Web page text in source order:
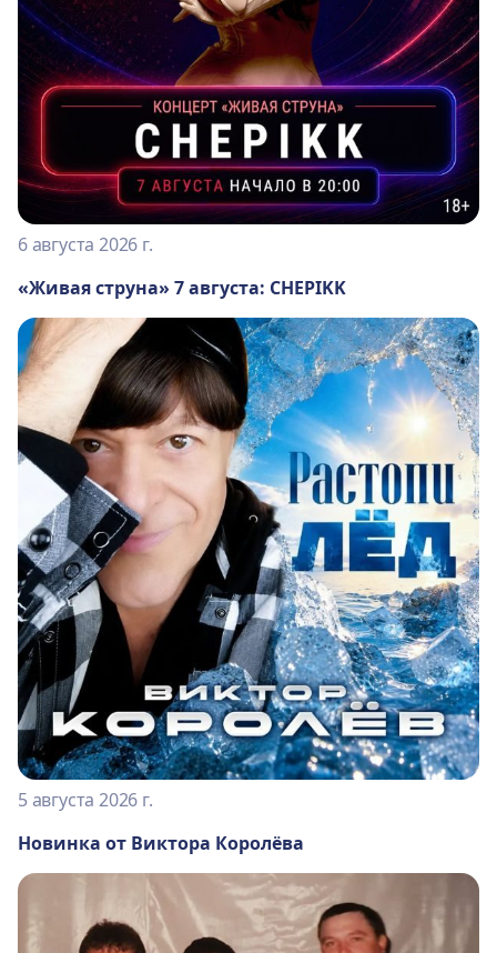
6 августа 2026 г.
«Живая струна» 7 августа: CHEPIKK
5 августа 2026 г.
Новинка от Виктора Королёва